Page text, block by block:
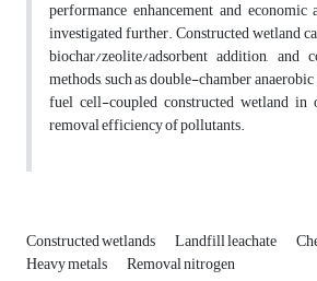
performance enhancement and economic
investigated further. Constructed wetland
biochar/zeolite/adsorbent addition, and
methods, such as double-chamber
fuel cell-coupled constructed wetland in
removal efficiency of pollutants.
Constructed wetlands Landfill leachate
Heavy metals Removal nitrogen